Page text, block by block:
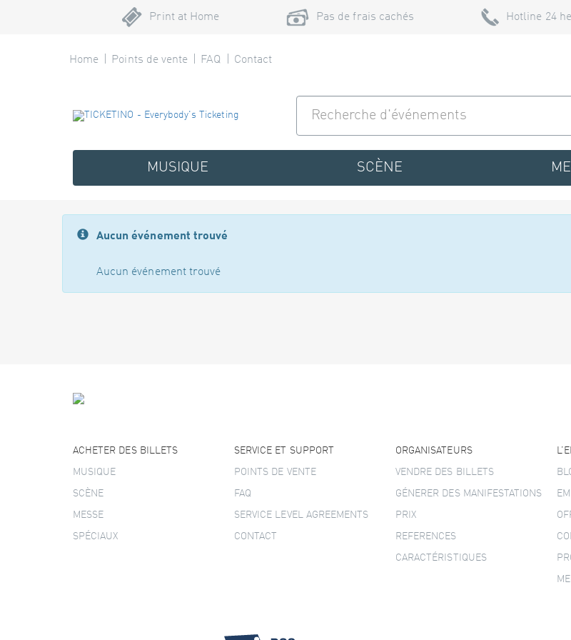
Print at Home Pas de frais cachés Hotline 24
Home Points de vente FAQ Contact
MUSIQUE SCÈNE
Aucun événement trouvé
Aucun événement trouvé
ACHETER DES BILLETS
MUSIQUE
SCÈNE
MESSE
SPÉCIAUX
SERVICE ET SUPPORT
POINTS DE VENTE
FAQ
SERVICE LEVEL AGREEMENTS
CONTACT
ORGANISATEURS
VENDRE DES BILLETS
GÉNERER DES MANIFESTATIONS
PRIX
REFERENCES
CARACTÉRISTIQUES